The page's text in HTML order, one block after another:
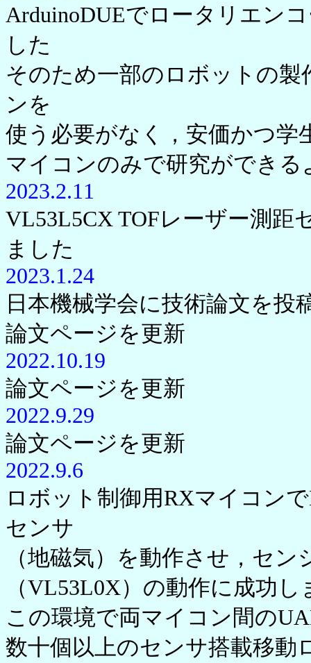
ArduinoDUEでロータリエン
した
そのため一部のロボットの
ンを
使う必要がなく，安価かつ学
マイコンのみで研究ができ
2023.2.11
VL53L5CX TOFレーザー測距
ました
2023.1.24
日本機械学会に技術論文を投
論文ページを更新
2022.10.19
論文ページを更新
2022.9.29
論文ページを更新
2022.9.6
ロボット制御用RXマイコン
センサ
（地磁気）を動作させ，セ
（VL53L0X）の動作に成功し
この環境で両マイコン間の
数十個以上のセンサ搭載移動